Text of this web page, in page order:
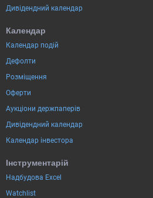
Дивідендний календар
Календар
Календар подій
Дефолти
Розміщення
Оферти
Аукціони держпаперів
Дивідендний календар
Календар інвестора
Інструментарій
Надбудова Excel
Watchlist